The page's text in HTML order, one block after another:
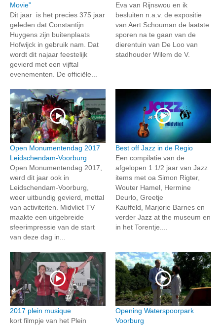
Movie”
Dit jaar is het precies 375 jaar
geleden dat Constantijn
Huygens zijn buitenplaats
Hofwijck in gebruik nam. Dat
wordt dit najaar feestelijk
gevierd met een vijftal
evenementen. De officiële...
Eva van Rijnswou en ik
besluiten n.a.v. de expositie
van Aert Schouman de laatste
sporen na te gaan van de
dierentuin van De Loo van
stadhouder Wilem de V.
Open Monumentendag 2017
Leidschendam-Voorburg
Open Monumentendag 2017,
werd dit jaar ook in
Leidschendam-Voorburg,
weer uitbundig gevierd, mettal
van activiteiten. Midvliet TV
maakte een uitgebreide
sfeerimpressie van de start
van deze dag in...
Best off Jazz in de Regio
Een compilatie van de
afgelopen 1 1/2 jaar van Jazz
items met oa Simon Rigter,
Wouter Hamel, Hermine
Deurlo, Greetje
Kauffeld, Marjorie Barnes en
verder Jazz at the museum en
in het Torentje....
2017 plein musique
kort filmpje van het Plein
Opening Waterspoorpark
Voorburg